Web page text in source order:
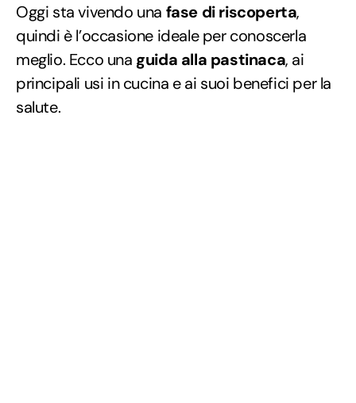
Oggi sta vivendo una fase di riscoperta,
quindi è l’occasione ideale per conoscerla
meglio. Ecco una guida alla pastinaca, ai
principali usi in cucina e ai suoi benefici per la
salute.